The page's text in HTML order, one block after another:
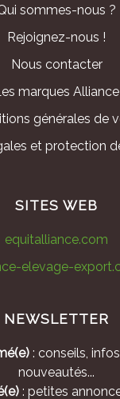
sommes-nous ?
Rejoignez-nous !
Nous contacter
marques Alliance
générales de
et protection
SITES WEB
equitalliance.com
elevage-
NEWSLETTER
: conseils,
nouveautés...
: petites